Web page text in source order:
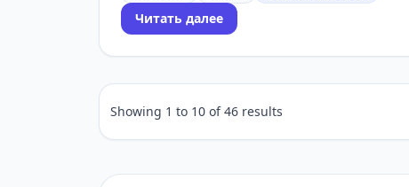
Читать далее
Showing 1 to 10 of46 results